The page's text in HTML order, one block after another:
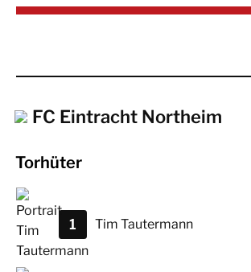
FC Eintracht Northeim
Torhüter
Tim Tautermann
1